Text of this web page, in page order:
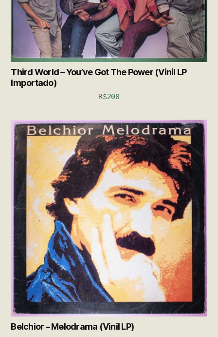
Third World – You’ve Got The Power (Vinil LP
Importado)
R$200
Belchior – Melodrama (Vinil LP)